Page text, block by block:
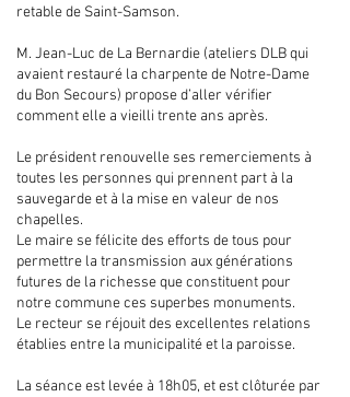
retable de Saint-Samson.
M. Jean-Luc de La Bernardie (ateliers DLB qui
avaient restauré la charpente de Notre-Dame
du Bon Secours) propose d’aller vérifier
comment elle a vieilli trente ans après.
Le président renouvelle ses remerciements à
toutes les personnes qui prennent part à la
sauvegarde et à la mise en valeur de nos
chapelles.
Le maire se félicite des efforts de tous pour
permettre la transmission aux générations
futures de la richesse que constituent pour
notre commune ces superbes monuments.
Le recteur se réjouit des excellentes relations
établies entre la municipalité et la paroisse.
La séance est levée à 18h05, et est clôturée par